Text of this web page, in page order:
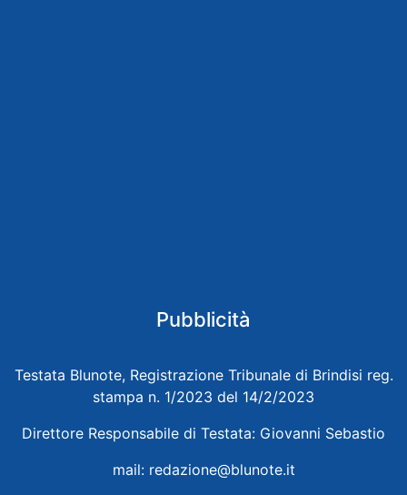
Pubblicità
Testata Blunote, Registrazione Tribunale di Brindisi reg.
stampa n. 1/2023 del 14/2/2023
Direttore Responsabile di Testata: Giovanni Sebastio
mail: redazione@blunote.it